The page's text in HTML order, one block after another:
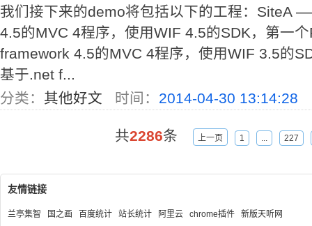
我们接下来的demo将包括以下的工程：SiteA
4.5的MVC 4程序，使用WIF 4.5的SDK，第一
framework 4.5的MVC 4程序，使用WIF 3.5的
基于.net f...
分类： 其他好文 时间： 2014-04-30 13:14:28
共2286条 上一页 1 ... 227
友情链接
兰亭集智 国之画 百度统计 站长统计 阿里云 chrome插件 新版天听网